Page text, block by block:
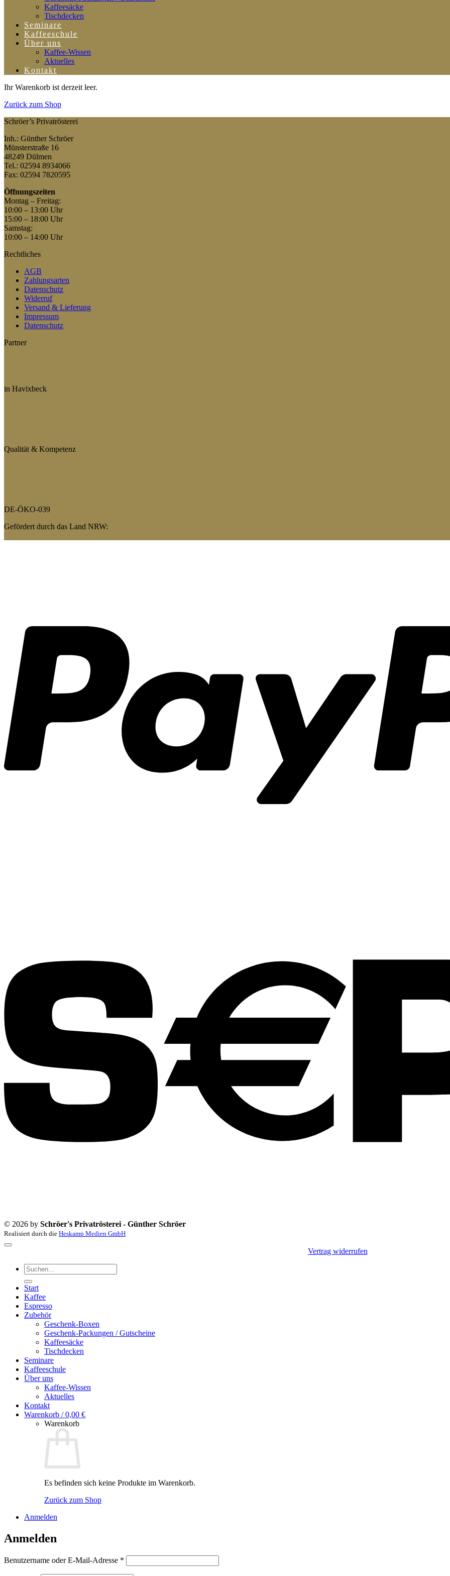
Kaffeesäcke
Tischdecken
Seminare
Kaffeeschule
Über uns
Kaffee-Wissen
Aktuelles
Kontakt
Ihr Warenkorb ist derzeit leer.
Zurück zum Shop
Schröer’s Privatrösterei
Inh.: Günther Schröer
Münsterstraße 16
48249 Dülmen
Tel.: 02594 8934066
Fax: 02594 7820595
Öffnungszeiten
Montag – Freitag:
10:00 – 13:00 Uhr
15:00 – 18:00 Uhr
Samstag:
10:00 – 14:00 Uhr
Rechtliches
AGB
Zahlungsarten
Datenschutz
Widerruf
Versand & Lieferung
Impressum
Datenschutz
Partner
in Havixbeck
Qualität & Kompetenz
DE-ÖKO-039
Gefördert durch das Land NRW:
© 2026 by Schröer's Privatrösterei - Günther Schröer
Realisiert durch die Heskamp Medien GmbH
Vertrag widerrufen
Suchen
nach:
Start
Kaffee
Espresso
Zubehör
Geschenk-Boxen
Geschenk-Packungen / Gutscheine
Kaffeesäcke
Tischdecken
Seminare
Kaffeeschule
Über uns
Kaffee-Wissen
Aktuelles
Kontakt
Warenkorb /0,00 €
Warenkorb
Es befinden sich keine Produkte im Warenkorb.
Zurück zum Shop
Anmelden
Anmelden
Benutzername oder E-Mail-Adresse *